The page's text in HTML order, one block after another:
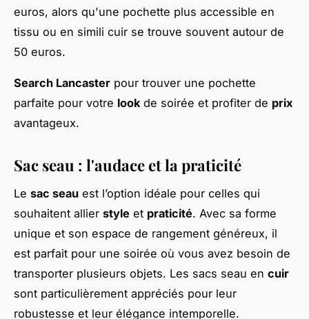
euros, alors qu'une pochette plus accessible en
tissu ou en simili cuir se trouve souvent autour de
50 euros.
Search Lancaster pour trouver une pochette
parfaite pour votre lookde soirée et profiter de prix
avantageux.
Sac seau : l'audace et la praticité
Le sac seau est l’option idéale pour celles qui
souhaitent allier style et praticité. Avec sa forme
unique et son espace de rangement généreux, il
est parfait pour une soirée où vous avez besoin de
transporter plusieurs objets. Les sacs seau en cuir
sont particulièrement appréciés pour leur
robustesse et leur élégance intemporelle.